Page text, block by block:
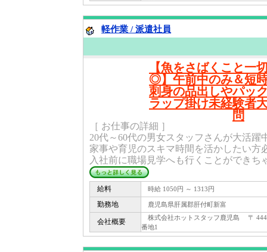
軽作業 / 派遣社員
【魚をさばくこと一
◎】午前中のみ＆短
刺身の品出しやパッ
ラップ掛け未経験者
問
［ お仕事の詳細 ］
20代～60代の男女スタッフさんが大活躍
家事や育児のスキマ時間を活かしたい方
入社前に職場見学へも行くことができち
給料 時給 1050円 ～ 1313円
勤務地 鹿児島県肝属郡肝付町新富
会社概要
株式会社ホットスタッフ鹿児島 〒
番地1